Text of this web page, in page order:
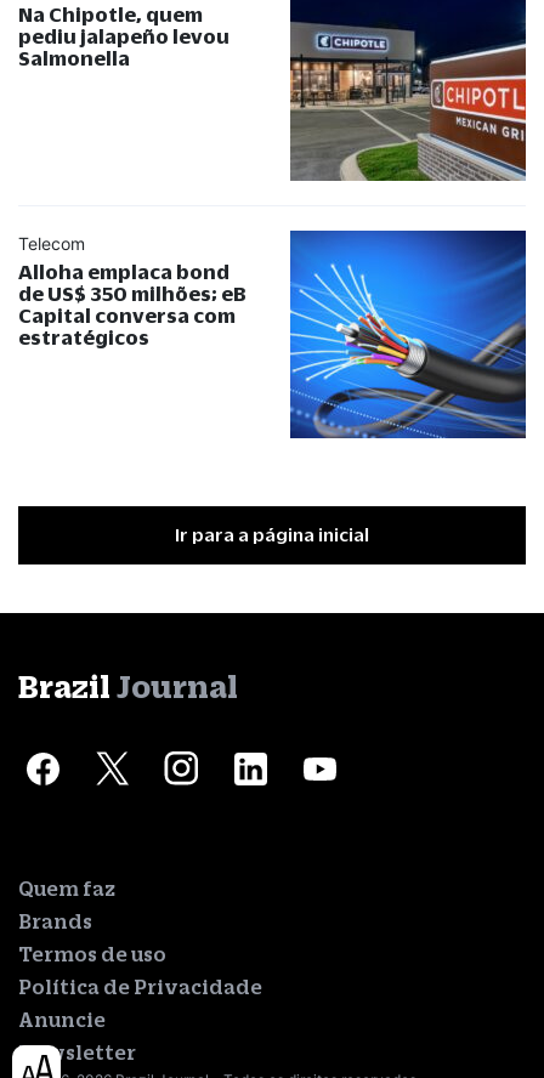
Na Chipotle, quem
pediu jalapeño levou
Salmonella
Telecom
Alloha emplaca bond
de US$ 350 milhões; eB
Capital conversa com
estratégicos
Ir para a página inicial
Brazil Journal
Quem faz
Brands
Termos de uso
Política de Privacidade
Anuncie
Newsletter